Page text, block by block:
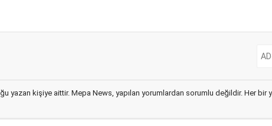
yazan kişiye aittir. Mepa News, yapılan yorumlardan sorumlu değildir. Her bir